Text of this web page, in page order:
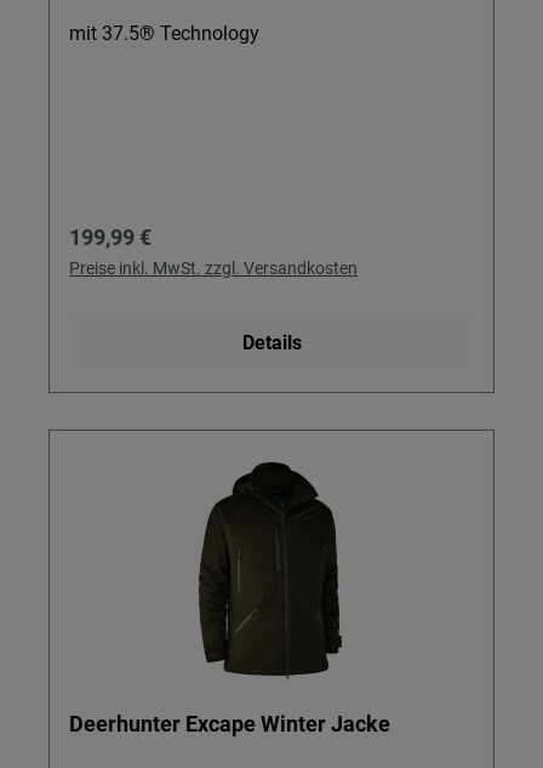
mit 37.5® Technology
Regulärer Preis:
199,99 €
Preise inkl. MwSt. zzgl. Versandkosten
Details
Deerhunter Excape Winter Jacke